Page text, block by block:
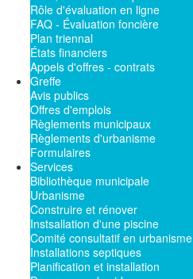
Rôle d'évaluation en ligne
FAQ - Évaluation foncière
Plan triennal
États financiers
Appels d'offres - contrats
Greffe
Avis publics
Offres d'emplois
Règlements municipaux
Règlements d'urbanisme
Formulaires
Services
Bibliothèque municipale
Urbanisme
Construire et rénover
Instsallation d'une piscine
Comité consultatif en urbanisme
Installations septiques
Planification et installation